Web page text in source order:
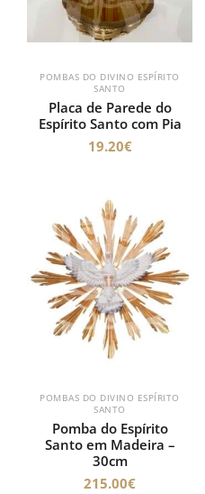
POMBAS DO DIVINO ESPÍRITO
SANTO
Placa de Parede do
Espírito Santo com Pia
19.20€
POMBAS DO DIVINO ESPÍRITO
SANTO
Pomba do Espírito
Santo em Madeira –
30cm
215.00€